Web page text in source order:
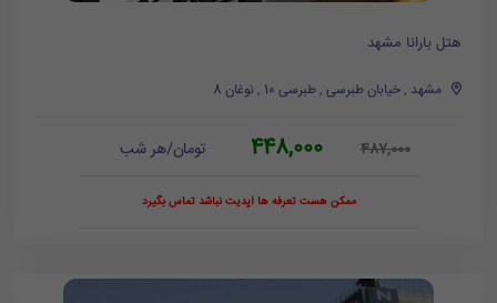
هتل بارانا مشهد
مشهد , خیابان طبرسی , طبرسی 10 , نوغان 8
487,000
448,000 تومان/هر شب
ممکن هست تعرفه ها آپدیت نباشد تماس بگیرد